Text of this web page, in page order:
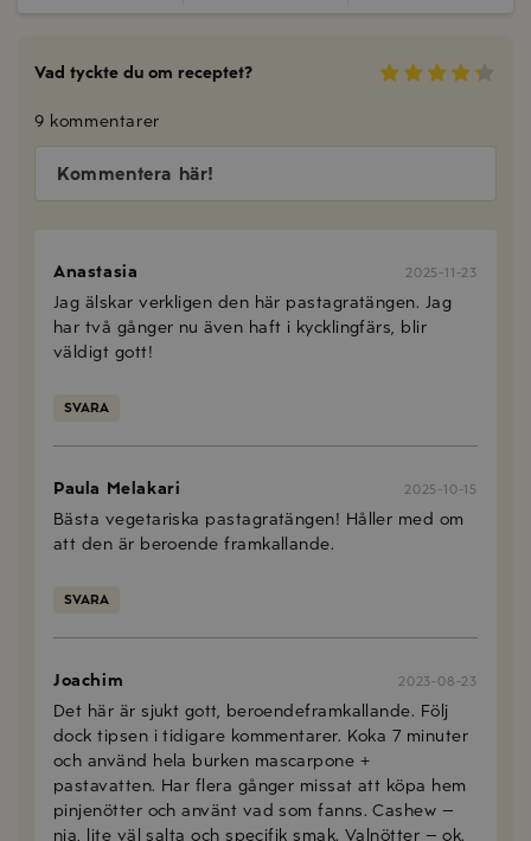
Vad tyckte du om receptet?
9 kommentarer
Kommentera här!
Anastasia 2025-11-23
Jag älskar verkligen den här pastagratängen. Jag
har två gånger nu även haft i kycklingfärs, blir
väldigt gott!
SVARA
Paula Melakari 2025-10-15
Bästa vegetariska pastagratängen! Håller med om
att den är beroende framkallande.
SVARA
Joachim 2023-08-23
Det här är sjukt gott, beroendeframkallande. Följ
dock tipsen i tidigare kommentarer. Koka 7 minuter
och använd hela burken mascarpone +
pastavatten. Har flera gånger missat att köpa hem
pinjenötter och använt vad som fanns. Cashew –
nja, lite väl salta och specifik smak. Valnötter – ok.